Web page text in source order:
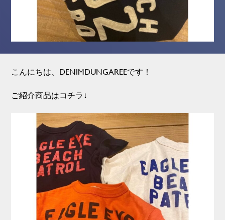
こんにちは、DENIMDUNGAREEです！
ご紹介商品はコチラ↓